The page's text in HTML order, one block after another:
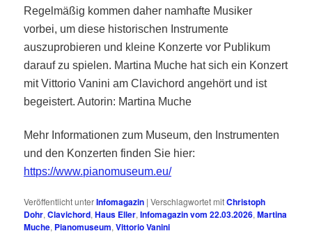
Regelmäßig kommen daher namhafte Musiker
vorbei, um diese historischen Instrumente
auszuprobieren und kleine Konzerte vor Publikum
darauf zu spielen. Martina Muche hat sich ein Konzert
mit Vittorio Vanini am Clavichord angehört und ist
begeistert. Autorin: Martina Muche
Mehr Informationen zum Museum, den Instrumenten
und den Konzerten finden Sie hier:
https://www.pianomuseum.eu/
Veröffentlicht unterInfomagazin |Verschlagwortet mitChristoph
Dohr,Clavichord,Haus Eller,Infomagazin vom 22.03.2026,Martina
Muche, Pianomuseum,Vittorio Vanini